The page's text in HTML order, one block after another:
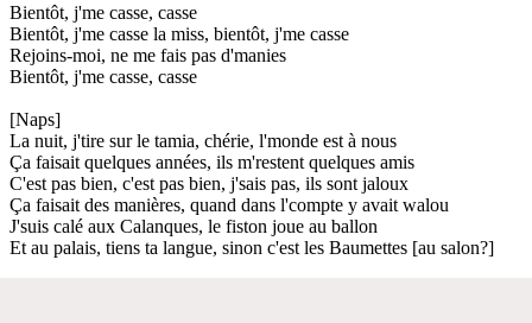
Bientôt, j'me casse, casse
Bientôt, j'me casse la miss, bientôt, j'me casse
Rejoins-moi, ne me fais pas d'manies
Bientôt, j'me casse, casse
[Naps]
La nuit, j'tire sur le tamia, chérie, l'monde est à nous
Ça faisait quelques années, ils m'restent quelques amis
C'est pas bien, c'est pas bien, j'sais pas, ils sont jaloux
Ça faisait des manières, quand dans l'compte y avait walou
J'suis calé aux Calanques, le fiston joue au ballon
Et au palais, tiens ta langue, sinon c'est les Baumettes [au salon?]